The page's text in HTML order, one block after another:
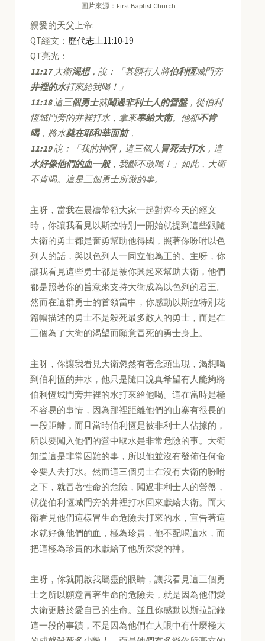
圖片來源：First Baptist Church
親愛的天父上帝:
QT經文： 歷代志上11:10-19
QT亮光：
11:17大衛渴想，說：「甚願有人將伯利恆城門旁
井裡的水打來給我喝！」
11:18這三個勇士就闖過非利士人的營盤，從伯利
恆城門旁的井裡打水，拿來奉給大衛。他卻不肯
喝，將水奠在耶和華面前，
11:19說：「我的神啊，這三個人 冒死去打水，這
水好像他們的血一般，我斷不敢喝！」如此，大衛
不肯喝。這是三個勇士所做的事。
主呀，當我在晨禱帶領大家一起對齊今天的經文
時，你讓我看見以斯拉特別一開始就提到這些跟隨
大衛的勇士都是奮勇幫助他得國，照著你吩咐以色
列人的話，與以色列人一同立他為王的。主呀，你
讓我看見這些勇士都是被你興起來幫助大衛，他們
都是照著你的旨意來支持大衛成為以色列的君王。
然而在這群勇士的首領當中，你感動以斯拉特別花
篇幅描述的勇士不是殺死最多敵人的勇士，而是在
三個為了大衛的渴望而願意冒死的勇士身上。
主呀，你讓我看見大衛忽然有著念頭出現，渴想喝
到伯利恆的井水，他只是隨口說真希望有人能夠將
伯利恆城門旁井裡的水打來給他喝。這在當時是極
不容易的事情，因為那裡距離他們的山寨有很長的
一段距離，而且當時伯利恆是被非利士人佔據的，
所以要闖入他們的營中取水是非常危險的事。大衛
知道這是非常困難的事，所以他並沒有發佈任何命
令要人去打水。然而這三個勇士在沒有大衛的吩咐
之下，就冒著性命的危險，闖過非利士人的營盤，
就從伯利恆城門旁的井裡打水回來獻給大衛。而大
衛看見他們這樣冒生命危險去打來的水，宣告著這
水就好像他們的血，極為珍貴，他不配喝這水，而
把這極為珍貴的水獻給了他所深愛的神。
主呀，你就開啟我屬靈的眼睛，讓我看見這三個勇
士之所以願意冒著生命的危險去，就是因為他們愛
大衛更勝於愛自己的生命。並且你感動以斯拉記錄
這一段的事蹟，不是因為他們在人眼中有什麼極大